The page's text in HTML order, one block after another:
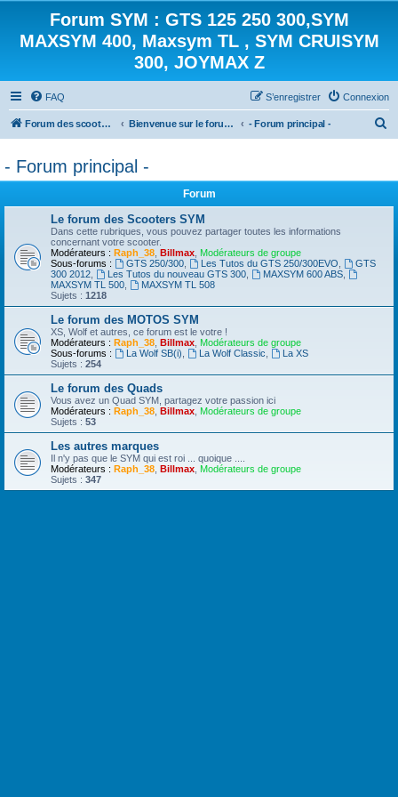
Forum SYM : GTS 125 250 300,SYM
MAXSYM 400, Maxsym TL , SYM CRUISYM
300, JOYMAX Z
FAQ Connexion
S’enregistrer
Forum des scooters SYM - GTS -MAXSYM - CRUISYM - JOYMAX - Maxsym TL Bienvenue sur le forum des scooters de la gamme SYM - Forum principal -
e
- Forum principal -
Forum
Le forum des Scooters SYM
Dans cette rubriques, vous pouvez partager toutes les informations
concernant votre scooter.
Modérateurs : Raph_38 Billmax Modérateurs de groupe
Sous-forums :
GTS 250/300, Les Tutos du GTS 250/300EVO
GTS
300 2012
Les Tutos du nouveau GTS 300, MAXSYM 600 ABS,
MAXSYM TL 500
MAXSYM TL 508
Sujets : 1218
Le forum des MOTOS SYM
XS, Wolf et autres, ce forum est le votre !
Modérateurs : Raph_38 Billmax Modérateurs de groupe
Sous-forums :
La Wolf SB(i) La Wolf Classic
La XS
Sujets : 254
Le forum des Quads
Vous avez un Quad SYM, partagez votre passion ici
Modérateurs : Raph_38 Billmax Modérateurs de groupe
Sujets : 53
Les autres marques
Il n'y pas que le SYM qui est roi ... quoique ....
Modérateurs : Raph_38 Billmax Modérateurs de groupe
Sujets : 347